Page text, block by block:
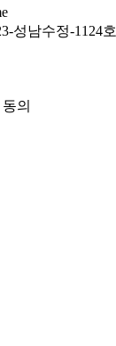
성남수정-1124호
의